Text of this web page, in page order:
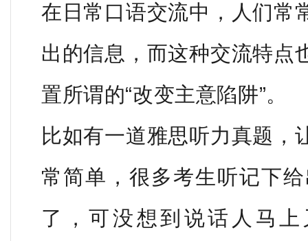
在日常口语交流中，人们常
出的信息，而这种交流特点
置所谓的“改变主意陷阱”。
比如有一道雅思听力真题，
常简单，很多考生听记下
了，可没想到说话人马